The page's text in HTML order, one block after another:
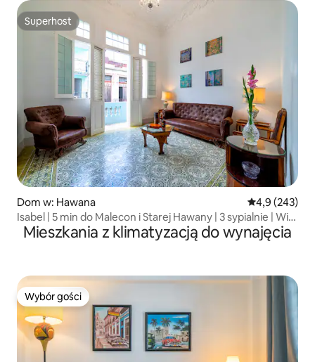
Superhost
Superhost
Dom w: Hawana Średnia
4,9 (243)
Isabel | 5 min do Malecon i Starej Hawany | 3 sypialnie | Wi-
FiMieszkania z klimatyzacją do wynajęcia
Wybór gości
Wybór gości